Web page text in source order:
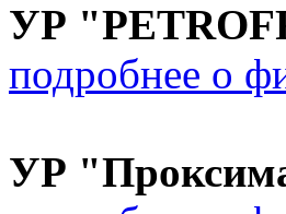
УР
подробнее о
УР